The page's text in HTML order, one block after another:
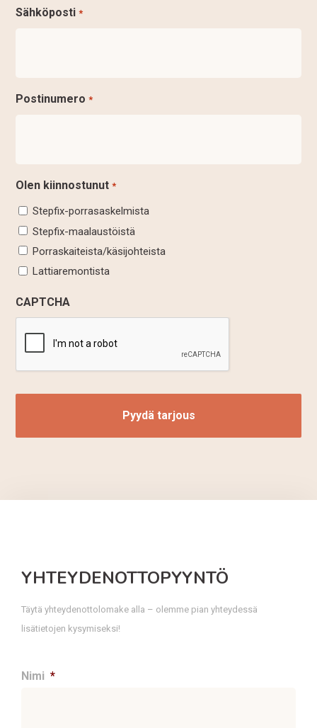
Sähköposti *
Postinumero *
Olen kiinnostunut *
Stepfix-porrasaskelmista
Stepfix-maalaustöistä
Porraskaiteista/käsijohteista
Lattiaremontista
CAPTCHA
YHTEYDENOTTOPYYNTÖ
Täytä yhteydenottolomake alla – olemme pian yhteydessä
lisätietojen kysymiseksi!
Nimi *